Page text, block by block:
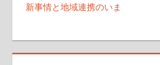
新事情と地域連携のいま